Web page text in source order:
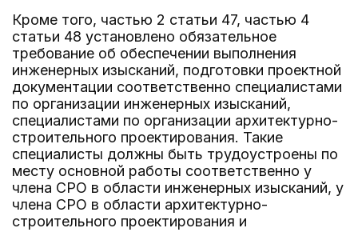
Кроме того, частью 2 статьи 47, частью 4
статьи 48 установлено обязательное
требование об обеспечении выполнения
инженерных изысканий, подготовки проектной
документации соответственно специалистами
по организации инженерных изысканий,
специалистами по организации архитектурно-
строительного проектирования. Такие
специалисты должны быть трудоустроены по
месту основной работы соответственно у
члена СРО в области инженерных изысканий, у
члена СРО в области архитектурно-
строительного проектирования и